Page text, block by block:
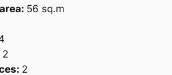
56 sq.m
2
2